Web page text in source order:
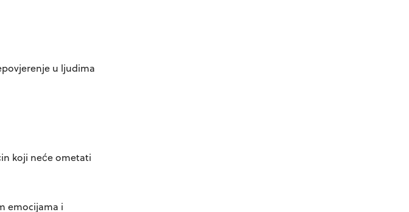
u ljudima
koji neće ometati
emocijama i